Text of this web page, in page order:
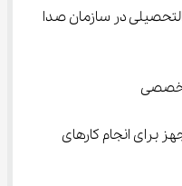
امکان استخدام بعد از فارغ‌التحصیلی در سازمان صدا
و سالن‌های مجهز برای انجام کارهای